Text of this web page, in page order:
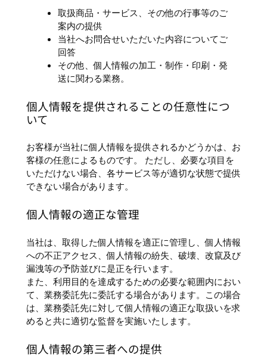
取扱商品・サービス、その他の行事等のご
案内の提供
当社へお問合せいただいた内容についてご
回答
その他、個人情報の加工・制作・印刷・発
送に関わる業務。
個人情報を提供されることの任意性につ
いて
お客様が当社に個人情報を提供されるかどうかは、お
客様の任意によるものです。 ただし、必要な項目を
いただけない場合、各サービス等が適切な状態で提供
できない場合があります。
個人情報の適正な管理
当社は、取得した個人情報を適正に管理し、個人情報
への不正アクセス、個人情報の紛失、破壊、改竄及び
漏洩等の予防並びに是正を行います。
また、利用目的を達成するための必要な範囲内におい
て、業務委託先に委託する場合があります。この場合
は、業務委託先に対して個人情報の適正な取扱いを求
めると共に適切な監督を実施いたします。
個人情報の第三者への提供